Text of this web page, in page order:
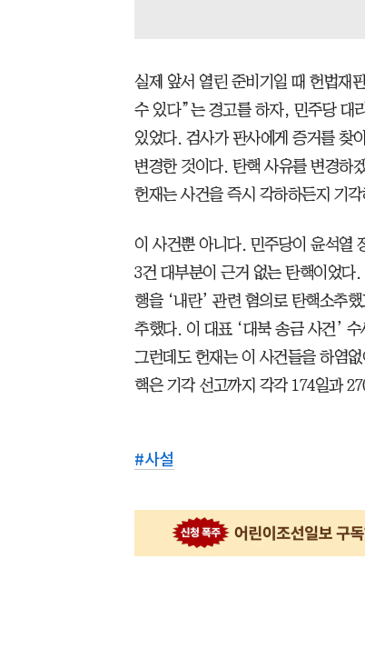
실제 앞서 열린 준비기일 때 헌법재
수 있다”는 경고를 하자, 민주당 대
있었다. 검사가 판사에게 증거를 찾
변경한 것이다. 탄핵 사유를 변경하
헌재는 사건을 즉시 각하하든지 기
이 사건뿐 아니다. 민주당이 윤석열
3건 대부분이 근거 없는 탄핵이었다
행을 ‘내란’ 관련 혐의로 탄핵소추
추했다. 이 대표 ‘대북 송금 사건’
그런데도 헌재는 이 사건들을 하염
핵은 기각 선고까지 각각 174일과
#사설